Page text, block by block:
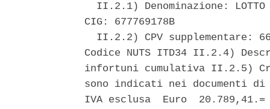
II.2.1) Denominazione:
CIG: 677769178B
II.2.2) CPV supplementare:
Codice NUTS ITD34 II.2.4)
infortuni cumulativa II.2.5)
sono indicati nei documenti
IVA esclusa  Euro